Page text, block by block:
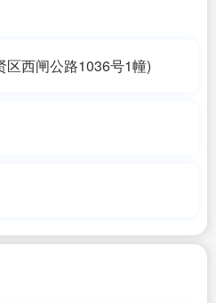
区西闸公路1036号1幢)